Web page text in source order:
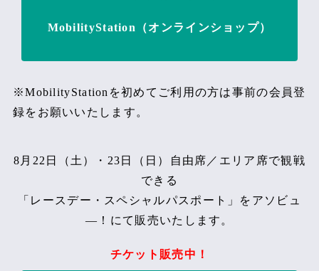
MobilityStation（オンラインショップ）
※MobilityStationを初めてご利用の方は事前の会員登
録をお願いいたします。
8月22日（土）・23日（日）自由席／エリア席で観戦
できる
「レースデー・スペシャルパスポート」をアソビュ
―！にて販売いたします。
チケット販売中！